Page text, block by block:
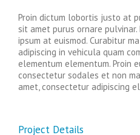
Proin dictum lobortis justo at
sit amet purus ornare pulvinar.
ipsum at euismod. Curabitur
adipiscing in vehicula quam
elementum elementum. Proin
consectetur sodales et non
amet, consectetur adipiscing
Project Details